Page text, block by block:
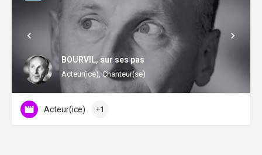
BOURVIL, sur ses pas
Acteur(ice), Chanteur(se)
Acteur(ice) +1